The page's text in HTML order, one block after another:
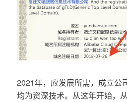
2021年，应发展所需，成立公
均为资深技术。从这年开始，